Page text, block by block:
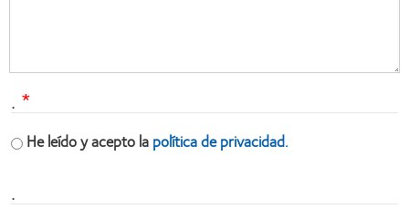
.
He leído y acepto lapolítica de privacidad.
.